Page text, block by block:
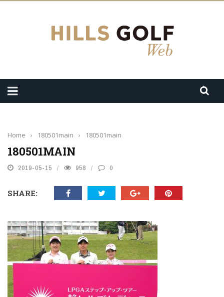
Home › 180501main › 180501main
180501MAIN
2019-05-15 958 0
SHARE: